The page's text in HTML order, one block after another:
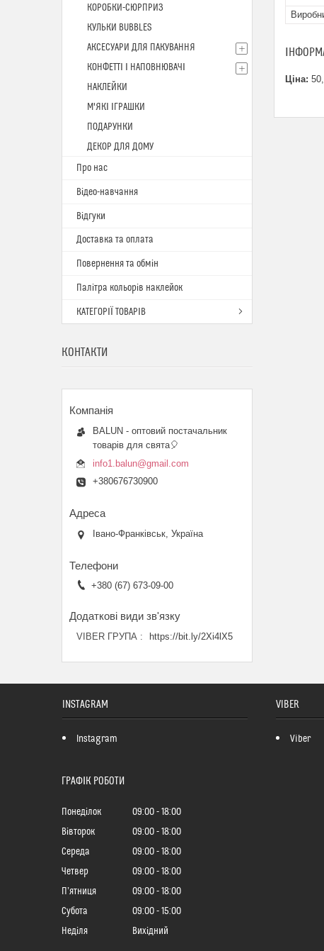
Ціна:
КОРОБКИ-СЮРПРИЗ
КУЛЬКИ BUBBLES
АКСЕСУАРИ ДЛЯ ПАКУВАННЯ
КОНФЕТТІ І НАПОВНЮВАЧІ
НАКЛЕЙКИ
М'ЯКІ ІГРАШКИ
ПОДАРУНКИ
ДЕКОР ДЛЯ ДОМУ
Про нас
Відео-навчання
Відгуки
Доставка та оплата
Повернення та обмін
Палітра кольорів наклейок
КАТЕГОРІЇ ТОВАРІВ
КОНТАКТИ
BALUN - оптовий постачальник
товарів для свята🎈
info1.balun@gmail.com
+380676730900
Івано-Франківськ, Україна
+380 (67) 673-09-00
VIBER ГРУПА https://bit.ly/2Xi4lX5
INSTAGRAM
Instagram
VIBER
Viber
ГРАФІК РОБОТИ
Понеділок 09:00
18:00
Вівторок
09:00
18:00
Середа
09:00
18:00
Четвер
09:00
18:00
Пʼятниця
09:00
18:00
Субота
09:00
15:00
Неділя
Вихідний